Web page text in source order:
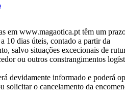
em www.magaotica.pt têm um
10 dias úteis, contado a partir da
salvo situações excecionais de
ou outros constrangimentos
devidamente informado e poderá
solicitar o cancelamento da